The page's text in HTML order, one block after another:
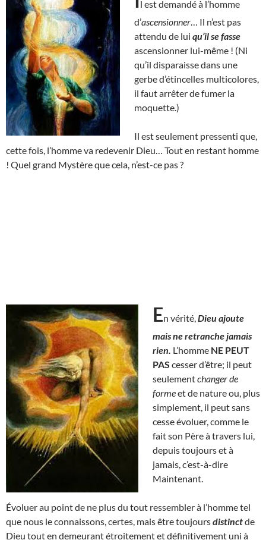
l est demandé à l’homme
d’ascensionner … Il n’est pas
attendu de lui qu’il se fasse
ascensionner lui-même ! (Ni
qu’il disparaisse dans une
gerbe d’étincelles multicolores,
il faut arrêter de fumer la
moquette.)
Il est seulement pressenti que,
cette fois, l’homme va redevenir Dieu… Tout en restant homme
! Quel grand Mystère que cela, n’est-ce pas ?
En vérité, Dieu ajoute
mais ne retranche jamais
rien. L’homme NE PEUT
PAS cesser d’être; il peut
seulementchanger de
formeet de nature ou, plus
simplement, il peut sans
cesse évoluer, comme le
fait son Père à travers lui,
depuis toujours et à
jamais, c’est-à-dire
Maintenant.
Évoluer au point de ne plus du tout ressembler à l’homme tel
que nous le connaissons, certes, mais être toujoursdistinctde
Dieu tout en demeurant étroitement et définitivement uni à